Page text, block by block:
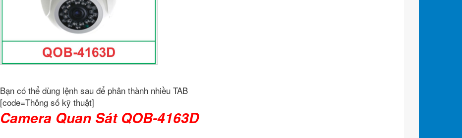
Bạn có thể dùng lệnh sau để phân thành nhiều TAB
[code=Thông số kỹ thuật]
Camera Quan Sát QOB-4163D